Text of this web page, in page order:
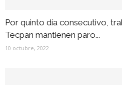
Por quinto día consecutivo,
Tecpan mantienen paro...
10 octubre, 2022